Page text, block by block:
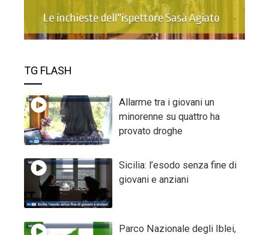
TG FLASH
Allarme tra i giovani un
minorenne su quattro ha
provato droghe
Sicilia: l’esodo senza fine di
giovani e anziani
Parco Nazionale degli Iblei,